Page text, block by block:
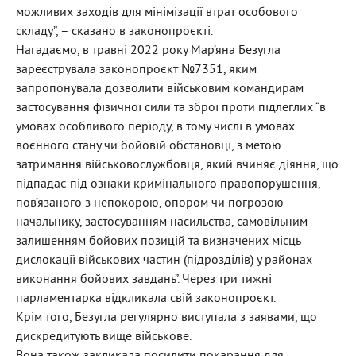
можливих заходів для мінімізації втрат особового
складу”, – сказано в законопроєкті.
Нагадаємо, в травні 2022 року Мар’яна Безугла
зареєструвала законопроєкт №7351, яким
запропонувала дозволити військовим командирам
застосування фізичної сили та зброї проти підлеглих “в
умовах особливого періоду, в тому числі в умовах
воєнного стану чи бойовій обстановці, з метою
затримання військовослужбовця, який вчиняє діяння, що
підпадає під ознаки кримінального правопорушення,
пов’язаного з непокорою, опором чи погрозою
начальнику, застосуванням насильства, самовільним
залишенням бойових позицій та визначених місць
дислокації військових частин (підрозділів) у районах
виконання бойових завдань”. Через три тижні
парламентарка відкликала свій законопроєкт.
Крім того, Безугла регулярно виступала з заявами, що
дискредитують вище військове.